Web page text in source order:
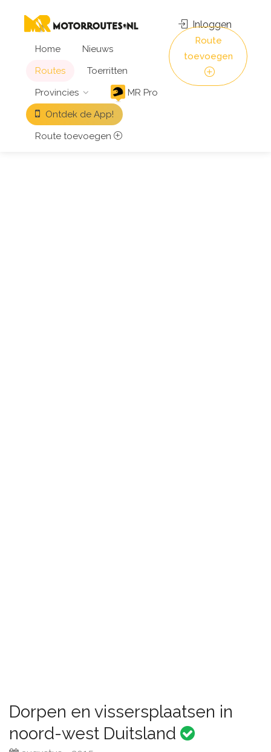
Home
Nieuws
Routes
Toerritten
Provincies
MR Pro
Ontdek de App!
Route toevoegen
Inloggen
Route
toevoegen
Dorpen en vissersplaatsen in
noord-west Duitsland